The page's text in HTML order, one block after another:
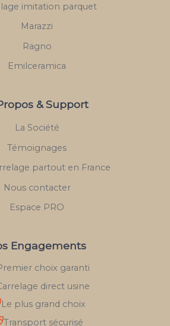
imitation parquet
Marazzi
Ragno
Emilceramica
& Support
La Société
Témoignages
partout en France
Nous contacter
Espace PRO
Engagements
choix garanti
direct usine
Le plus grand choix
Transport sécurisé